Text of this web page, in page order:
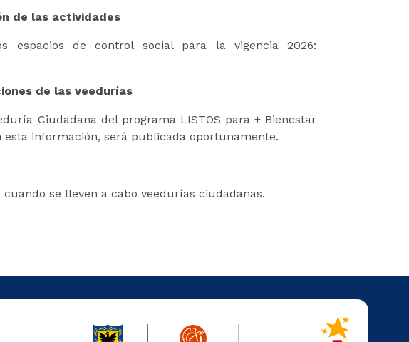
de las actividades
espacios de control social para la vigencia 2026:
de las veedurías
Ciudadana del programa LISTOS para + Bienestar
información, será publicada oportunamente.
se lleven a cabo veedurías ciudadanas.